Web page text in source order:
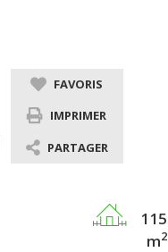
FAVORIS
IMPRIMER
PARTAGER
115
m2